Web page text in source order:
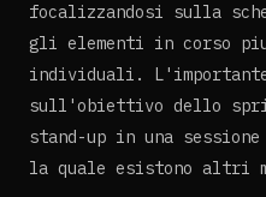
focalizzandosi sulla
gli elementi in corso
individuali.
sull'obiettivo dello
stand-up in una
la quale esistono altri